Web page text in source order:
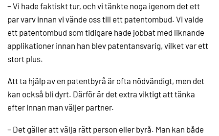
– Vi hade faktiskt tur, och vi tänkte noga igenom det ett
par varv innan vi vände oss till ett patentombud. Vi valde
ett patentombud som tidigare hade jobbat med liknande
applikationer innan han blev patentansvarig, vilket var ett
stort plus.
Att ta hjälp av en patentbyrå är ofta nödvändigt, men det
kan också bli dyrt. Därför är det extra viktigt att tänka
efter innan man väljer partner.
– Det gäller att välja rätt person eller byrå. Man kan både